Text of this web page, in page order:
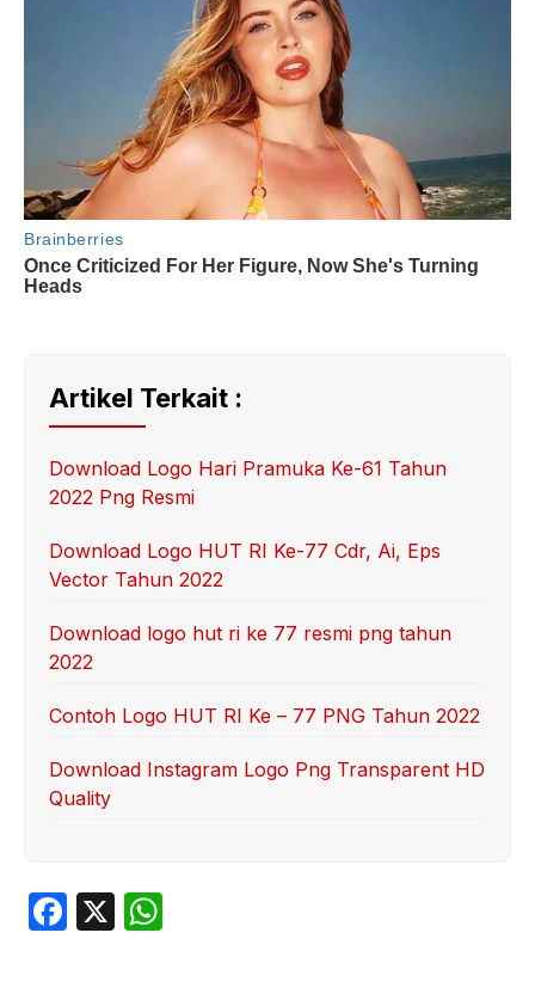
Artikel Terkait :
Download Logo Hari Pramuka Ke-61 Tahun
2022 Png Resmi
Download Logo HUT RI Ke-77 Cdr, Ai, Eps
Vector Tahun 2022
Download logo hut ri ke 77 resmi png tahun
2022
Contoh Logo HUT RI Ke – 77 PNG Tahun 2022
Download Instagram Logo Png Transparent HD
Quality
F
X